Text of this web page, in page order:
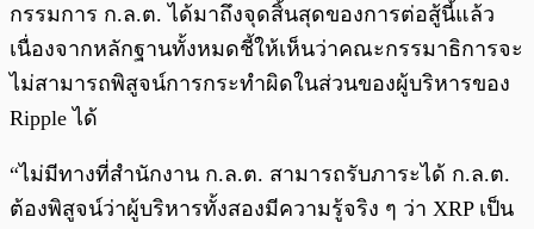
กรรมการ ก.ล.ต. ได้มาถึงจุดสิ้นสุดของการต่อสู้นี้แล้ว
เนื่องจากหลักฐานทั้งหมดชี้ให้เห็นว่าคณะกรรมาธิการจะ
ไม่สามารถพิสูจน์การกระทำผิดในส่วนของผู้บริหารของ
Ripple ได้
“ไม่มีทางที่สำนักงาน ก.ล.ต. สามารถรับภาระได้ ก.ล.ต.
ต้องพิสูจน์ว่าผู้บริหารทั้งสองมีความรู้จริง ๆ ว่า XRP เป็น